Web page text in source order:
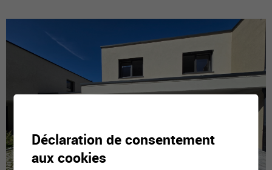
Déclaration de consentement
aux cookies